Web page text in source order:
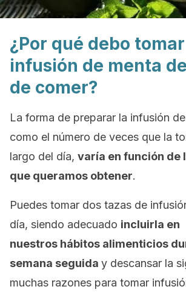
¿Por qué debo
infusión de menta
de comer?
La forma de preparar la infusión
como el número de veces que la
largo del día, varía en función de
que queramos obtener.
Puedes tomar dos tazas de
día, siendo adecuado incluirla en
nuestros hábitos alimenticios
semana seguida y descansar la
muchas razones para tomar